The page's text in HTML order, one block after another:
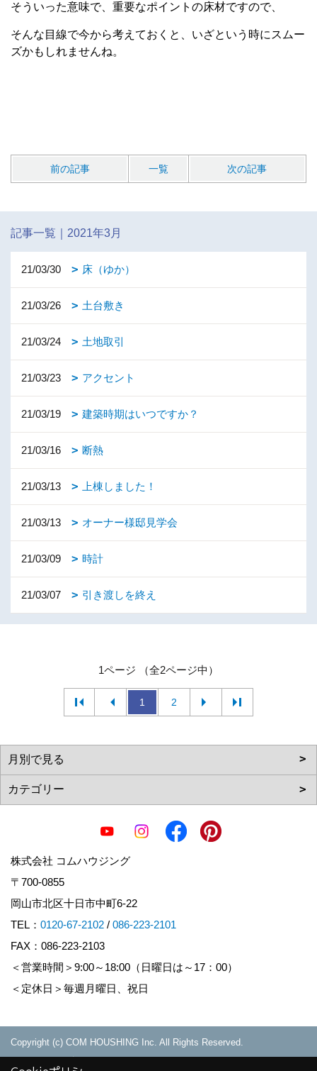
そういった意味で、重要なポイントの床材ですので、
そんな目線で今から考えておくと、いざという時にスムー
ズかもしれませんね。
前の記事 一覧 次の記事
記事一覧｜2021年3月
21/03/30 床（ゆか）
21/03/26 土台敷き
21/03/24 土地取引
21/03/23 アクセント
21/03/19 建築時期はいつですか？
21/03/16 断熱
21/03/13 上棟しました！
21/03/13 オーナー様邸見学会
21/03/09 時計
21/03/07 引き渡しを終え
1ページ （全2ページ中）
1 2
株式会社 コムハウジング
〒700-0855
岡山市北区十日市中町6-22
TEL： 0120-67-2102 / 086-223-2101
FAX：086-223-2103
＜営業時間＞9:00～18:00（日曜日は～17：00）
＜定休日＞毎週月曜日、祝日
Copyright (c) COM HOUSHING Inc. All Rights Reserved.